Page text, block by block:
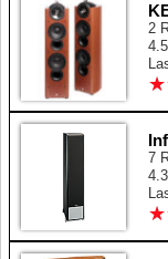
2
★
★
7
★
★